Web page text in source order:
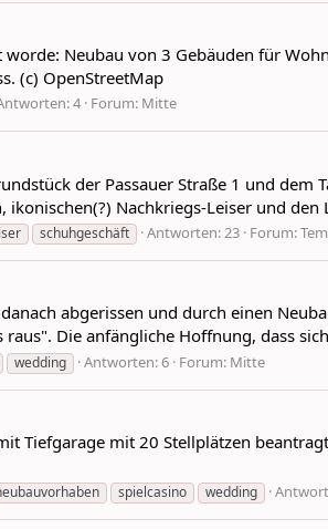
Neubau von 3 Gebäuden für
(c) OpenStreetMap
4 Forum: Mitte
der Passauer Straße 1 und dem
Nachkriegs-Leiser und
schuhgeschäft Antworten: 23 Forum:
abgerissen und durch einen
Die anfängliche Hoffnung, dass
wedding Antworten: 6 Forum: Mitte
Tiefgarage mit 20 Stellplätzen
spielcasino wedding